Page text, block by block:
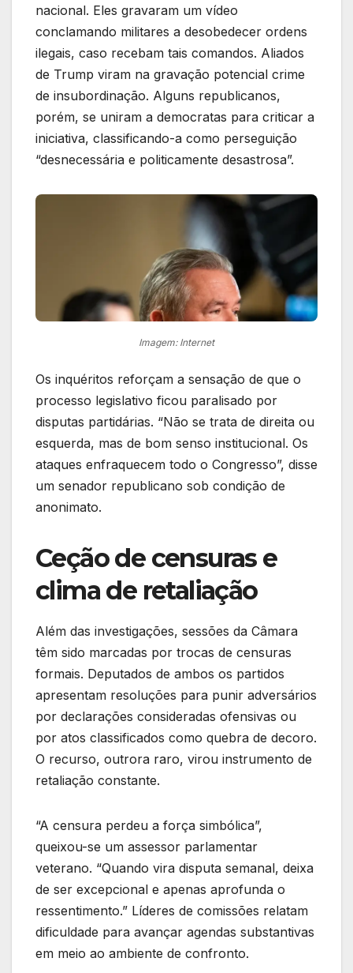
nacional. Eles gravaram um vídeo
conclamando militares a desobedecer ordens
ilegais, caso recebam tais comandos. Aliados
de Trump viram na gravação potencial crime
de insubordinação. Alguns republicanos,
porém, se uniram a democratas para criticar a
iniciativa, classificando-a como perseguição
“desnecessária e politicamente desastrosa”.
Imagem: Internet
Os inquéritos reforçam a sensação de que o
processo legislativo ficou paralisado por
disputas partidárias. “Não se trata de direita ou
esquerda, mas de bom senso institucional. Os
ataques enfraquecem todo o Congresso”, disse
um senador republicano sob condição de
anonimato.
Ceção de censuras e
clima de retaliação
Além das investigações, sessões da Câmara
têm sido marcadas por trocas de censuras
formais. Deputados de ambos os partidos
apresentam resoluções para punir adversários
por declarações consideradas ofensivas ou
por atos classificados como quebra de decoro.
O recurso, outrora raro, virou instrumento de
retaliação constante.
“A censura perdeu a força simbólica”,
queixou-se um assessor parlamentar
veterano. “Quando vira disputa semanal, deixa
de ser excepcional e apenas aprofunda o
ressentimento.” Líderes de comissões relatam
dificuldade para avançar agendas substantivas
em meio ao ambiente de confronto.